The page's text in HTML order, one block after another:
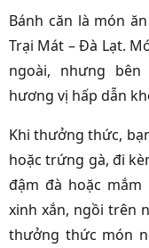
Bánh căn là món
Trại Mát – Đà Lạt.
ngoài, nhưng
hương vị hấp dẫn
Khi thưởng thức,
hoặc trứng gà, đi
đậm đà hoặc
xinh xắn, ngồi trên
thưởng thức món